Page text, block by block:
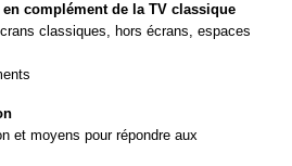
complément de la TV classique
classiques, hors écrans, espaces
et moyens pour répondre aux